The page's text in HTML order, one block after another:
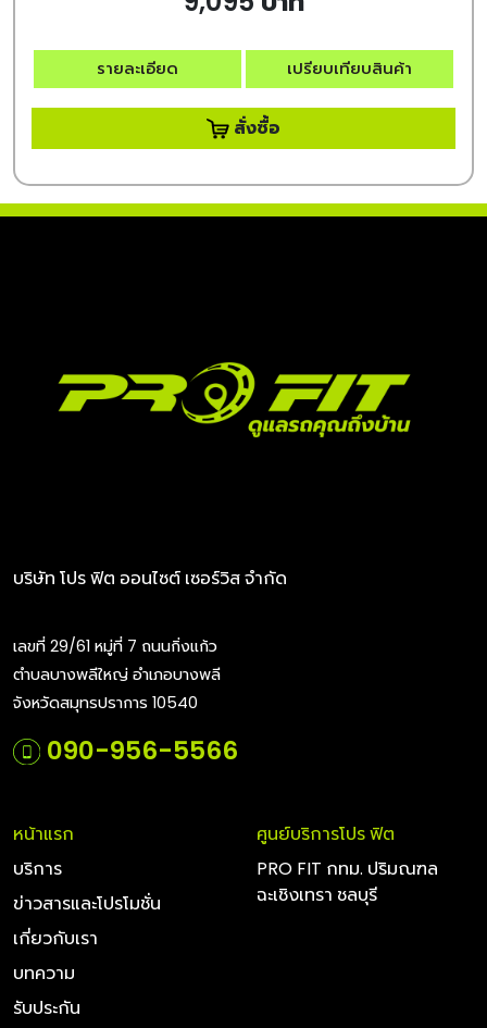
รายละเอียด เปรียบเทียบสินค้า
สั่งซื้อ
บริษัท โปร ฟิต ออนไซต์ เซอร์วิส จำกัด
เลขที่ 29/61 หมู่ที่ 7 ถนนกิ่งแก้ว
ตำบลบางพลีใหญ่ อำเภอบางพลี
จังหวัดสมุทรปราการ 10540
090-956-5566
หน้าแรก
บริการ
ข่าวสารและโปรโมชั่น
เกี่ยวกับเรา
บทความ
รับประกัน
ศูนย์บริการโปร ฟิต
PRO FIT กทม. ปริมณฑล
ฉะเชิงเทรา ชลบุรี